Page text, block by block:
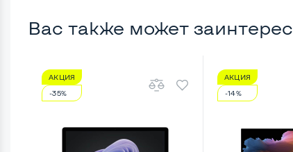
Вас также может
АКЦИЯ
-35%
АКЦИЯ
-14%